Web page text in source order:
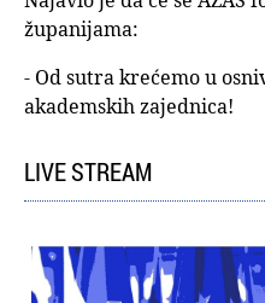
županijama:
- Od sutra krećemo u
akademskih zajednica!
LIVE STREAM